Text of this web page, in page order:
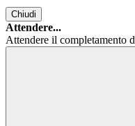
Chiudi
Attendere...
Attendere il completamento